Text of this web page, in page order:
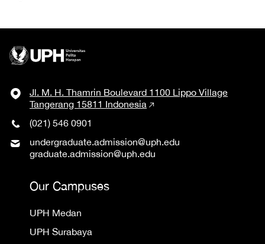
Jl. M. H. Thamrin Boulevard 1100 Lippo Village
Tangerang 15811 Indonesia
(021) 546 0901
undergraduate.admission@uph.edu
graduate.admission@uph.edu
Our Campuses
UPH Medan
UPH Surabaya